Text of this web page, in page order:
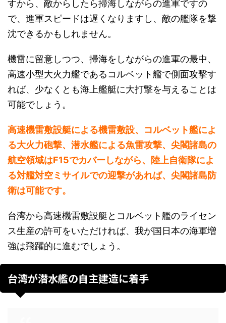
すから、敵からしたら掃海しながらの進軍ですの
で、進軍スピードは遅くなりますし、敵の艦隊を撃
沈できるかもしれません。
機雷に留意しつつ、掃海をしながらの進軍の最中、
高速小型大火力艦であるコルベット艦で側面攻撃す
れば、少なくとも海上艦艇に大打撃を与えることは
可能でしょう。
高速機雷敷設艇による機雷敷設、コルベット艦によ
る大火力砲撃、潜水艦による魚雷攻撃、尖閣諸島の
航空領域はF15でカバーしながら、陸上自衛隊によ
る対艦対空ミサイルでの迎撃があれば、尖閣諸島防
衛は可能です。
台湾から高速機雷敷設艇とコルベット艦のライセン
ス生産の許可をいただければ、我が国日本の海軍増
強は飛躍的に進むでしょう。
台湾が潜水艦の自主建造に着手